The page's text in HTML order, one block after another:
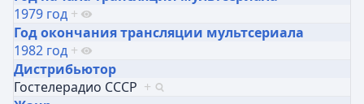
1979 год +
Год окончания трансляции мультсериала
1982 год +
Дистрибьютор
Гостелерадио СССР +